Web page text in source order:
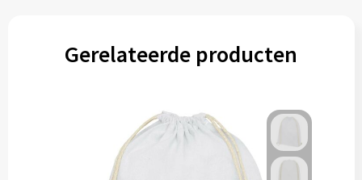
Gerelateerde producten